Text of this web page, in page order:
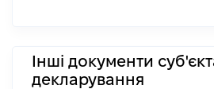
Інші документи
декларування